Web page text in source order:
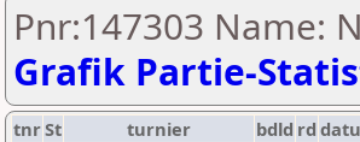
Pnr:147303 Name:
Grafik Partie-
tnrSt turnier bdld rd